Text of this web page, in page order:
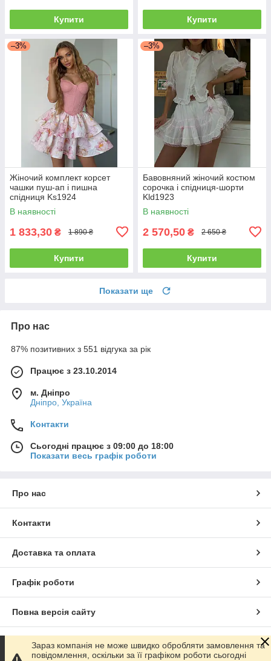
Купити Купити
–3%
Жіночий комплект корсет
чашки пуш-ап і пишна
спідниця Ks1924
В наявності
1 833,30 ₴ 1 890 ₴
Купити
–3%
Бавовняний жіночий костюм
сорочка і спідниця-шорти
Kld1923
В наявності
2 570,50 ₴ 2 650 ₴
Купити
Показати ще
Про нас
87% позитивних з 551 відгука за рік
Працює з 23.10.2014
м. Дніпро
Дніпро, Україна
Контакти
Сьогодні працює з 09:00 до 18:00
Показати весь графік роботи
Про нас
Контакти
Доставка та оплата
Графік роботи
Повна версія сайту
Сайт створено на маркетплейсі Prom.ua
Зараз компанія не може швидко обробляти замовлення та
повідомлення, оскільки за її графіком роботи сьогодні